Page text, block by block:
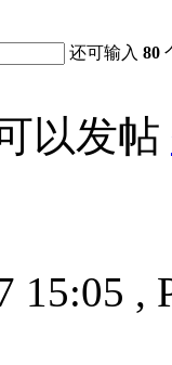
还可输入80
以发帖
15:05 ,